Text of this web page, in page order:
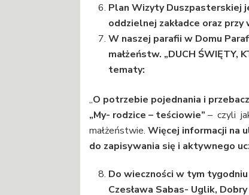
Plan Wizyty Duszpasterskiej
oddzielnej zakładce oraz przy
W naszej parafii w Domu
małżeństw. „DUCH ŚWIĘTY,
tematy:
„O potrzebie pojednania i
„My- rodzice – teściowie” – czyli
małżeństwie.Więcej informacji na
do zapisywania się i aktywnego
Do wieczności w tym
Czesława Sabas- Uglik,